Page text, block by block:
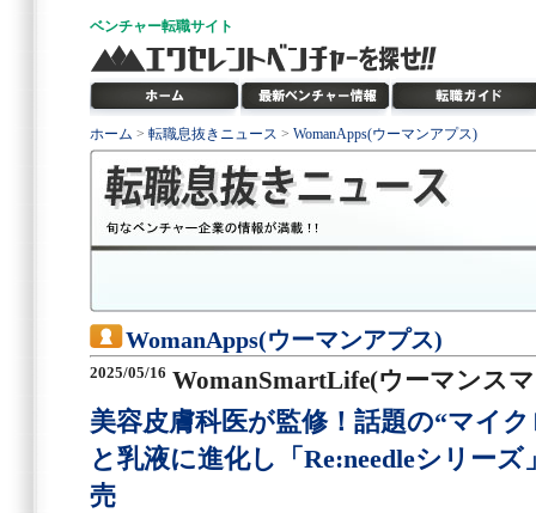
ベンチャー転職サイト
ホーム > 転職息抜きニュース > WomanApps(ウーマンアプス)
WomanApps(ウーマンアプス)
2025/05/16 WomanSmartLife(ウーマンス
美容皮膚科医が監修！話題の“マイ
と乳液に進化し「Re:needleシリーズ
売